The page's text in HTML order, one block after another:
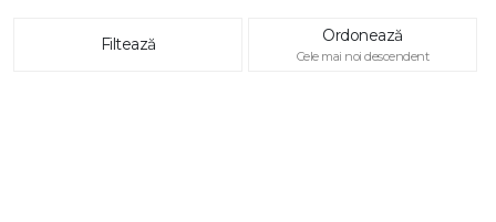
Filtează Ordonează
Cele mai noi descendent